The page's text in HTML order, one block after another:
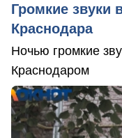
Громкие звуки
Краснодара
Ночью громкие
Краснодаром